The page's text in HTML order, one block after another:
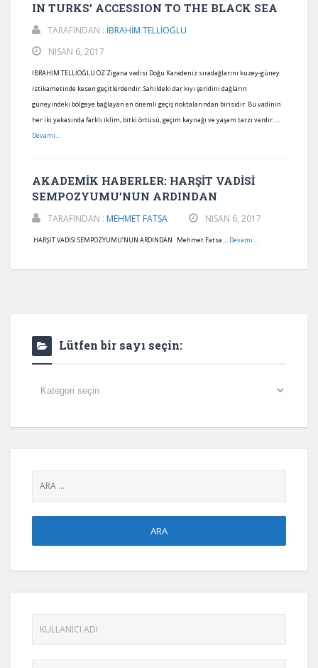
IN TURKS’ ACCESSION TO THE BLACK SEA
TARAFINDAN : İBRAHİM TELLİOĞLU
NISAN 6, 2017
İBRAHİM TELLİOĞLU ÖZ Zigana vadisi Doğu Karadeniz sıradağlarını kuzey-güney
istikametinde kesen geçitlerdendir. Sahildeki dar kıyı şeridini dağların
güneyindeki bölgeye bağlayan en önemli geçiş noktalarından birisidir. Bu vadinin
her iki yakasında farklı iklim, bitki örtüsü, geçim kaynağı ve yaşam tarzı vardır. ...
Devamı...
AKADEMİK HABERLER: HARŞİT VADİSİ
SEMPOZYUMU’NUN ARDINDAN
TARAFINDAN : MEHMET FATSA NISAN 6, 2017
HARŞİT VADİSİ SEMPOZYUMU’NUN ARDINDAN Mehmet Fatsa ... Devamı...
Lütfen bir sayı seçin:
Lütfen